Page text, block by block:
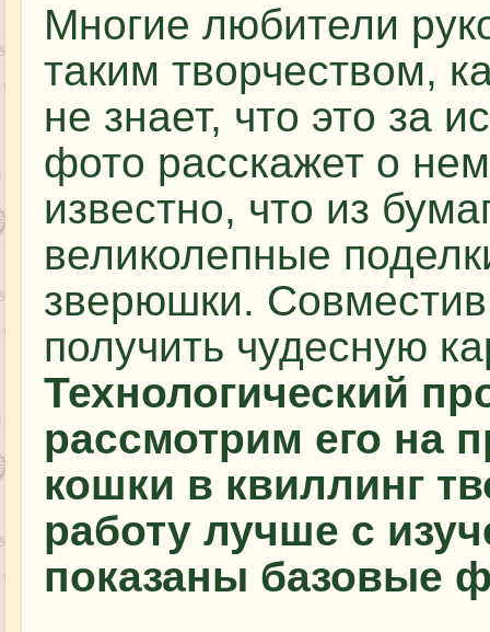
Многие любители
таким творчеством,
не знает, что это за
фото расскажет о
известно, что из
великолепные
зверюшки.
получить чудесную
Технологический
рассмотрим его на
кошки в квиллинг
работу лучше с
показаны базовые